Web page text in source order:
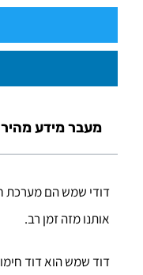
מעבר מידע מהיר
דודי שמש הם מערכת
אותנו מזה זמן רב.
דוד שמש הוא דוד